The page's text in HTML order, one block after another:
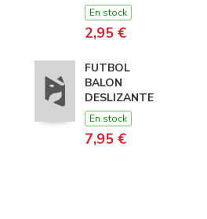
En stock
2,95 €
FUTBOL
BALON
DESLIZANTE
En stock
7,95 €